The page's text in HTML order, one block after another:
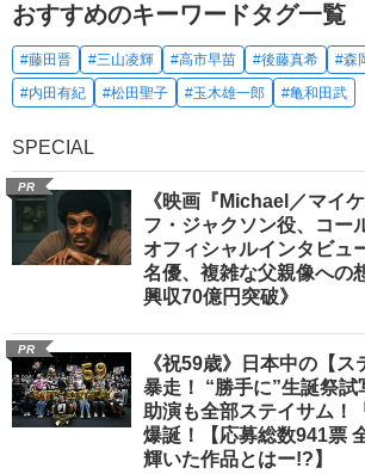
おすすめのキーワードタグ一覧
#藤田晋 #三山凌輝 #高市早苗 #後藤真希 #森
#内田有紀
#松田聖子 #玉木雄一郎 #亀和田武
SPECIAL
PR
《映画『Michael／マイ
フ・ジャクソン役、コー
オフィシャルインタビュ
名優、複雑な父親像への
興収70億円突破》
PR
《祝59歳》日本中の【
暴走！ “勝手に”生誕祭試
助演も全部ステイサム！
爆誕！【応募総数941票
輝いた作品とはー!?】